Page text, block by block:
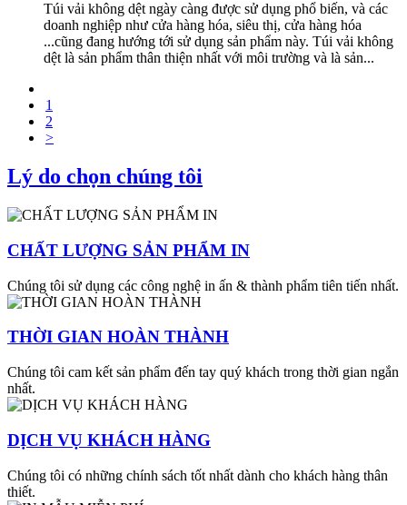
Túi vải không dệt ngày càng được sử dụng phổ biến, và các
doanh nghiệp như cửa hàng hóa, siêu thị, cửa hàng hóa
...cũng đang hướng tới sử dụng sản phẩm này. Túi vải không
dệt là sản phẩm thân thiện nhất với môi trường và là sản...
1
2
>
Lý do chọn chúng tôi
CHẤT LƯỢNG SẢN PHẨM IN
Chúng tôi sử dụng các công nghệ in ấn & thành phẩm tiên tiến nhất.
THỜI GIAN HOÀN THÀNH
Chúng tôi cam kết sản phẩm đến tay quý khách trong thời gian ngắn
nhất.
DỊCH VỤ KHÁCH HÀNG
Chúng tôi có những chính sách tốt nhất dành cho khách hàng thân
thiết.